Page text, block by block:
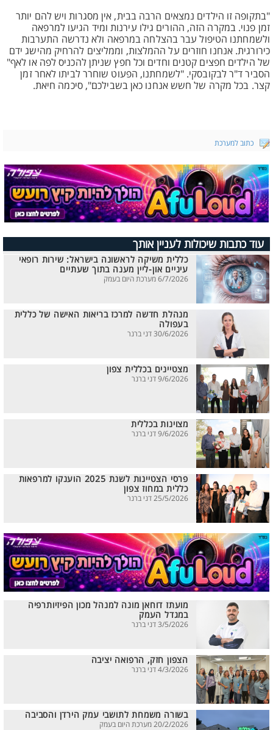
"בתקופה זו הילדים נמצאים הרבה בבית, אין מסגרות ויש להם יותר
זמן פנוי. במקרה הזה, ההורים גילו עירנות ומיד הגיעו למרפאה
ולשמחתנו הטיפול עבר בהצלחה במרפאה ולא נדרשה התערבות
כירורגית. אנחנו חוזרים על ההמלצות, וממליצים להרחיק מהישג ידם
של הילדים חפצים קטנים וחדים וכל חפץ שניתן להכניס לפה או לאף"
הסביר ד"ר לבקובסקי. "לשמחתנו, הפעוט שוחרר לביתו לאחר זמן
קצר. בכל מקרה של חשש אנחנו כאן בשבילכם", סיכמה חיאת.
כתוב למערכת
עוד כתבות שיכולות לעניין אותך
כללית משיקה לראשונה בישראל: שירות רופאי
עיניים און-ליין מענה בתוך שעתיים
6/7/2026 מערכת היום בעמק
מנהלת חדשה למרכז בריאות האישה של כללית
בעפולה
30/6/2026 דני ברנר
מצטיינים בכללית צפון
9/6/2026 דני ברנר
מצוינות בכללית
9/6/2026 דני ברנר
פרסי הצטיינות לשנת 2025 הוענקו למרפאות
כללית במחוז צפון
25/5/2026 דני ברנר
מועתז דוחאן מונה למנהל מכון הפיזיותרפיה
במגדל העמק
3/5/2026 דני ברנר
הצפון חזק, הרפואה יציבה
4/3/2026 דני ברנר
בשורה משמחת לתושבי עמק הירדן והסביבה
20/2/2026 מערכת היום בעמק